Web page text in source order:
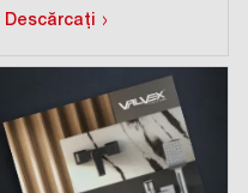
Descărcați ›